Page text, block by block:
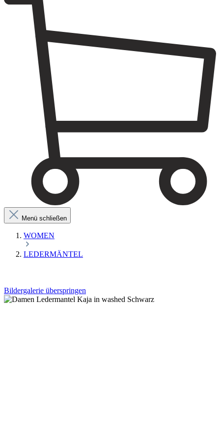
Menü schließen
WOMEN
LEDERMÄNTEL
Bildergalerie überspringen